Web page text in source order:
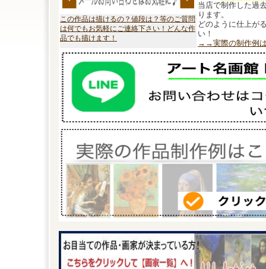
この作品は描けるの？値段は？等のご質問
は何でもお気軽にご連絡下さい！どんな作
品でも描けます！
当店で制作した過
ります。
どのように仕上が
い！
→→実際の制作例